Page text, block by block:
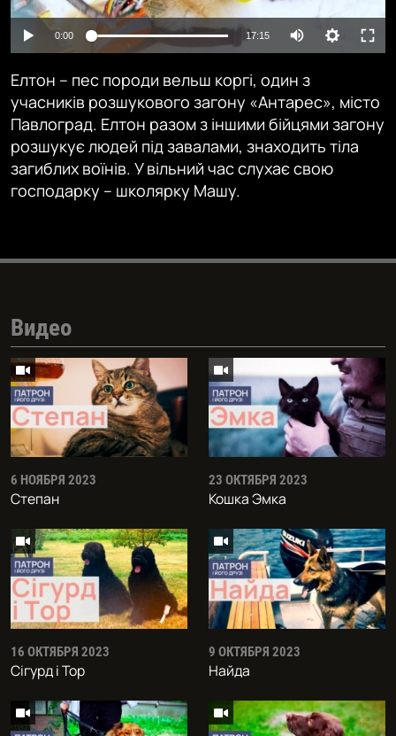
Auto 240p 480p
720p 1080p
0:00 17:15
480p
720p
Елтон – пес породи вельш коргі, один з
учасників розшукового загону «Антарес», місто
Павлоград. Елтон разом з іншими бійцями загону
розшукує людей під завалами, знаходить тіла
загиблих воїнів. У вільний час слухає свою
господарку – школярку Машу.
Видео
6 НОЯБРЯ 2023
Степан
23 ОКТЯБРЯ 2023
Кошка Эмка
16 ОКТЯБРЯ 2023
Сiгурд i Тор
9 ОКТЯБРЯ 2023
Найда